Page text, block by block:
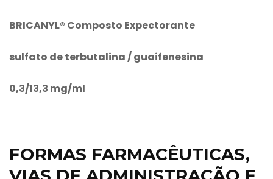
BRICANYL® Composto Expectorante
sulfato de terbutalina / guaifenesina
0,3/13,3 mg/ml
FORMAS FARMACÊUTICAS,